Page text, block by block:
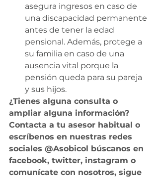
asegura ingresos en caso de
una discapacidad permanente
antes de tener la edad
pensional. Además, protege a
su familia en caso de una
ausencia vital porque la
pensión queda para su pareja
y sus hijos.
¿Tienes alguna consulta o
ampliar alguna información?
Contacta a tu asesor habitual o
escríbenos en nuestras redes
sociales @Asobicol búscanos en
facebook, twitter, instagram o
comunícate con nosotros, sigue